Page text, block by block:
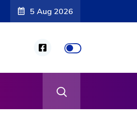
5 Aug 2026